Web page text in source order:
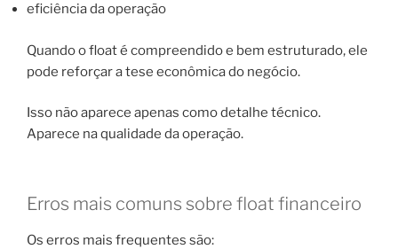
eficiência da operação
Quando o float é compreendido e bem estruturado, ele
pode reforçar a tese econômica do negócio.
Isso não aparece apenas como detalhe técnico.
Aparece na qualidade da operação.
Erros mais comuns sobre float financeiro
Os erros mais frequentes são: